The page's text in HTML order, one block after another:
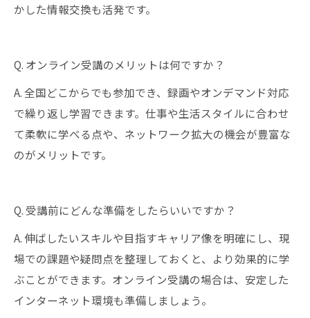
かした情報交換も活発です。
Q. オンライン受講のメリットは何ですか？
A. 全国どこからでも参加でき、録画やオンデマンド対応
で繰り返し学習できます。仕事や生活スタイルに合わせ
て柔軟に学べる点や、ネットワーク拡大の機会が豊富な
のがメリットです。
Q. 受講前にどんな準備をしたらいいですか？
A. 伸ばしたいスキルや目指すキャリア像を明確にし、現
場での課題や疑問点を整理しておくと、より効果的に学
ぶことができます。オンライン受講の場合は、安定した
インターネット環境も準備しましょう。